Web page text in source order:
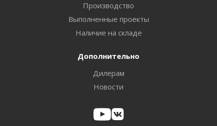
Производство
Выполненные проекты
Наличие на складе
Дополнительно
Дилерам
Новости